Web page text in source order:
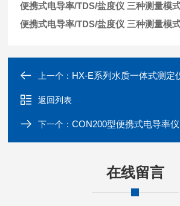
便携式电导率/TDS/盐度仪 三种测量模
便携式电导率/TDS/盐度仪 三种测量模
上一个： HX-E系列水质一体式测定仪
返回列表
下一个：CON200型便携式电导率仪
在线留言